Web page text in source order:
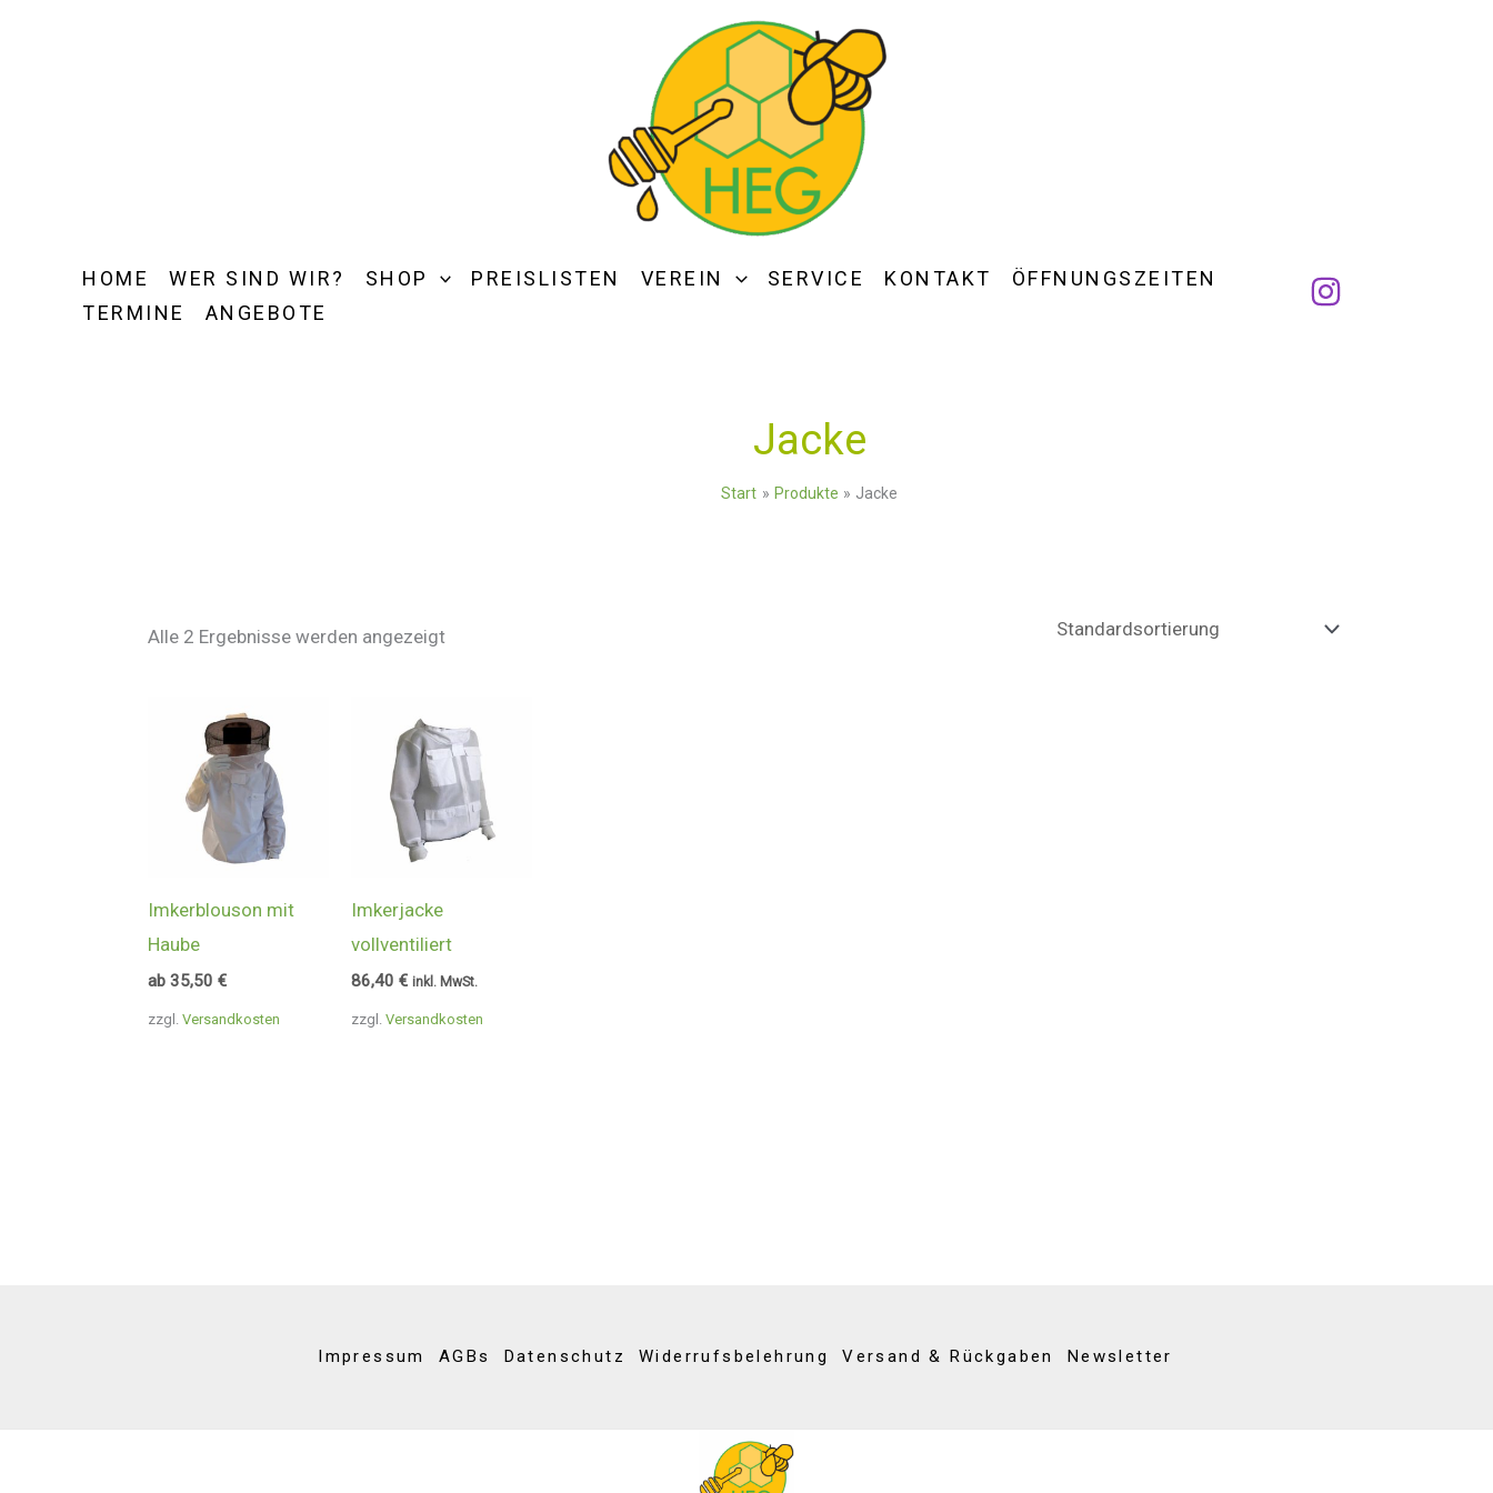
HOME WER SIND WIR? SHOP PREISLISTEN VEREIN SERVICE KONTAKT
ÖFFNUNGSZEITEN
TERMINE
ANGEBOTE
Jacke
Start Produkte Jacke
Alle 2 Ergebnisse werden angezeigt
zzgl.Versandkosten
Imkerblouson mit
Haube
ab35,50€
zzgl.Versandkosten
Imkerjacke
vollventiliert
86,40€ inkl. MwSt.
Impressum AGBs Datenschutz Widerrufsbelehrung Versand & Rückgaben Newsletter